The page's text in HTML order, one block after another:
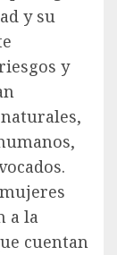
y su
y
a la
cuentan